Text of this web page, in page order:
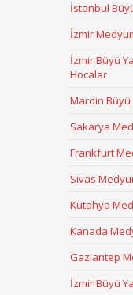
İstanbul
İzmir
İzmir Büyü
Hocalar
Mardin
Sakarya
Frankfurt
Sivas
Kütahya
Kanada
Gaziantep
İzmir Büyü